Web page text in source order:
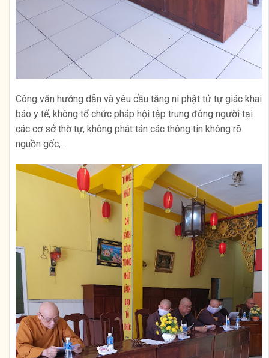
Công văn hướng dẫn và yêu cầu tăng ni phật tử tự giác khai
báo y tế, không tổ chức pháp hội tập trung đông người tại
các cơ sở thờ tự, không phát tán các thông tin không rõ
nguồn gốc,…